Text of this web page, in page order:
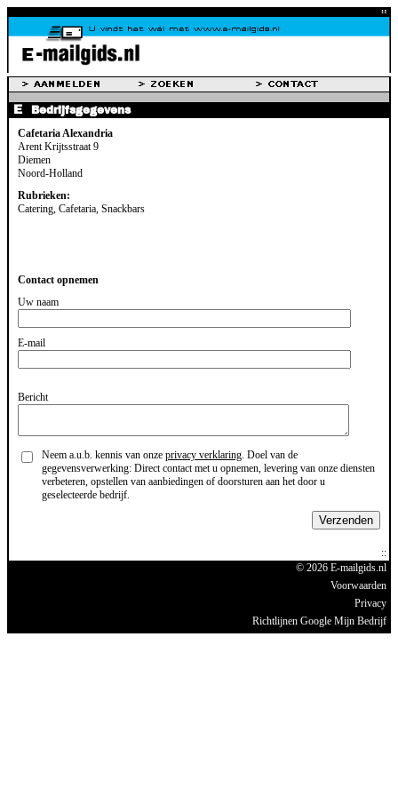
Bedrijfsgegevens
Cafetaria Alexandria
Arent Krijtsstraat 9
Diemen
Noord-Holland
Rubrieken:
Catering, Cafetaria, Snackbars
Contact opnemen
Uw naam
E-mail
Bericht
Neem a.u.b. kennis van onze privacy verklaring . Doel van de
gegevensverwerking: Direct contact met u opnemen, levering van onze diensten
verbeteren, opstellen van aanbiedingen of doorsturen aan het door u
geselecteerde bedrijf.
Verzenden
© 2026 E-mailgids.nl
Voorwaarden
Privacy
Richtlijnen Google Mijn Bedrijf